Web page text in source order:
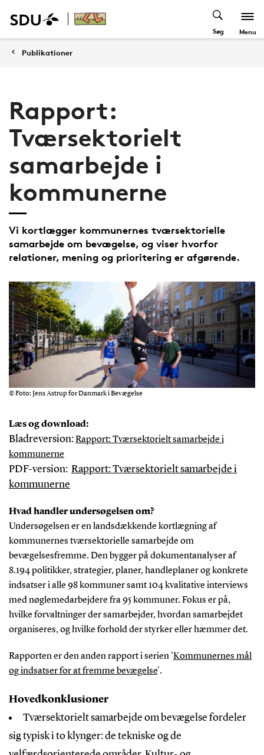
Søg Menu
Publikationer
Rapport:
Tværsektorielt
samarbejde i
kommunerne
Vi kortlægger kommunernes tværsektorielle
samarbejde om bevægelse, og viser hvorfor
relationer, mening og prioritering er afgørende.
© Foto: Jens Astrup for Danmark i Bevægelse
Læs og download:
Bladreversion:Rapport: Tværsektorielt samarbejde i
kommunerne
PDF-version: Rapport: Tværsektorielt samarbejde i
kommunerne
Hvad handler undersøgelsen om?
Undersøgelsen er en landsdækkende kortlægning af
kommunernes tværsektorielle samarbejde om
bevægelsesfremme. Den bygger på dokumentanalyser af
8.194 politikker, strategier, planer, handleplaner og konkrete
indsatser i alle 98 kommuner samt 104 kvalitative interviews
med nøglemedarbejdere fra 95 kommuner. Fokus er på,
hvilke forvaltninger der samarbejder, hvordan samarbejdet
organiseres, og hvilke forhold der styrker eller hæmmer det.
Rapporten er den anden rapport i serien 'Kommunernes mål
og indsatser for at fremme bevægelse'.
Hovedkonklusioner
Tværsektorielt samarbejde om bevægelse fordeler
sig typisk i to klynger: de tekniske og de